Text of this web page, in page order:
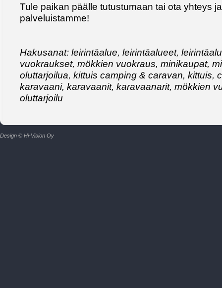
Tule paikan päälle tutustumaan tai ota yhteys
palveluistamme!
Hakusanat: leirintäalue, leirintäalueet,
vuokraukset, mökkien vuokraus, minikaupat,
oluttarjoilua, kittuis camping & caravan, kittuis,
karavaani, karavaanit, karavaanarit, mökkien
oluttarjoilu
Design © Hi-Vision Oy